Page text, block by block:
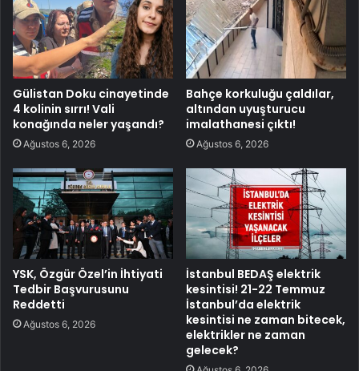
Gülistan Doku cinayetinde
4 kolinin sırrı! Vali
konağında neler yaşandı?
Ağustos 6, 2026
Bahçe korkuluğu çaldılar,
altından uyuşturucu
imalathanesi çıktı!
Ağustos 6, 2026
YSK, Özgür Özel’in İhtiyati
Tedbir Başvurusunu
Reddetti
Ağustos 6, 2026
İstanbul BEDAŞ elektrik
kesintisi! 21-22 Temmuz
İstanbul’da elektrik
kesintisi ne zaman bitecek,
elektrikler ne zaman
gelecek?